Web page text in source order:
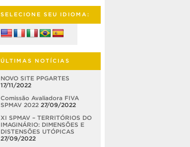
SELECIONE SEU IDIOMA:
ÚLTIMAS NOTÍCIAS
NOVO SITE PPGARTES
17/11/2022
Comissão Avaliadora FIVA
SPMAV 2022 27/09/2022
XI SPMAV – TERRITÓRIOS DO
IMAGINÁRIO: DIMENSÕES E
DISTENSÕES UTÓPICAS
27/09/2022